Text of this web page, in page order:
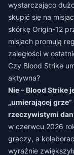
wystarczająco
skupić się na
skórkę Origin-12
misjach promują
zaległości w
Czy Blood Strike
aktywna?
Nie – Blood Strike
„umierającej
rzeczywistymi
w czerwcu 2026
graczy, a
wyraźnie